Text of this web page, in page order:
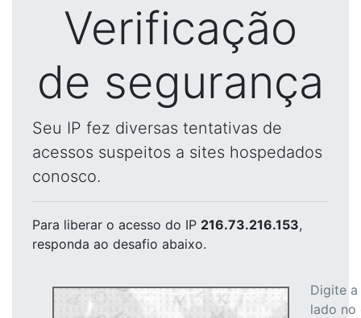
Verificação
de segurança
Seu IP fez diversas tentativas de
acessos suspeitos a sites hospedados
conosco.
Para liberar o acesso do IP 216.73.216.153,
responda ao desafio abaixo.
Digite
lado no